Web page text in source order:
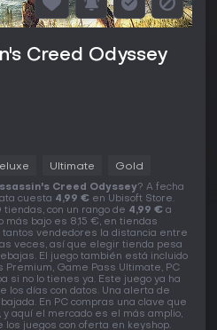
Creed Odyssey
Ultimate Gold
Creed Odyssey? A fecha
cuesta 4,99 € en Ubisoft Store.
con un rango de 4,99 € a
más bajo es 8,15 €, en tiendas
tantos vendedores la distancia entre
veces, así que elegir tienda pesa
El juego también está incluido
Premium, Game Pass Ultimate, PC
si no lo tienes ya. Este juego ya ha
los días con datos. Una alerta de
En PC compras una clave que
aquí el mercado es el más amplio,
juegos con oferta en keyshop.